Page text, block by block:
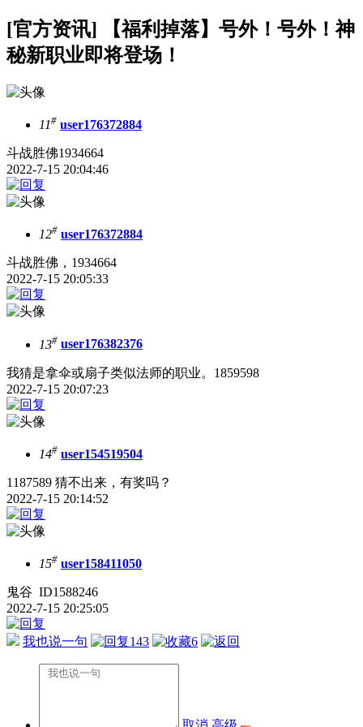
[官方资讯] 【福利掉落】号外！号外！神
秘新职业即将登场！
11# user176372884
斗战胜佛1934664
2022-7-15 20:04:46
12# user176372884
斗战胜佛，1934664
2022-7-15 20:05:33
13# user176382376
我猜是拿伞或扇子类似法师的职业。1859598
2022-7-15 20:07:23
14# user154519504
1187589 猜不出来，有奖吗？
2022-7-15 20:14:52
15# user158411050
鬼谷 ID1588246
2022-7-15 20:25:05
我也说一句 143 6